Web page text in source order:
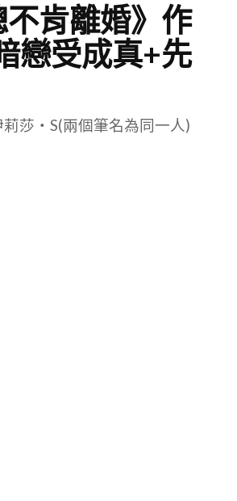
肯離婚》作
戀受成真+先
莎・S(兩個筆名為同一人)